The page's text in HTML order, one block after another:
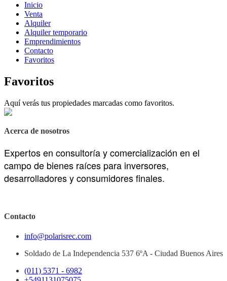
Inicio
Venta
Alquiler
Alquiler temporario
Emprendimientos
Contacto
Favoritos
Favoritos
Aquí verás tus propiedades marcadas como favoritos.
Acerca de nosotros
Expertos en consultoría y comercialización en el
campo de bienes raíces para inversores,
desarrolladores y consumidores finales.
Contacto
info@polarisrec.com
Soldado de La Independencia 537 6ºA - Ciudad Buenos Aires
(011) 5371 - 6982